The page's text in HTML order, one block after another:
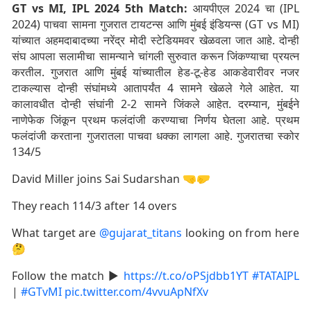
GT vs MI, IPL 2024 5th Match: आयपीएल 2024 चा (IPL
2024) पाचवा सामना गुजरात टायटन्स आणि मुंबई इंडियन्स (GT vs MI)
यांच्यात अहमदाबादच्या नरेंद्र मोदी स्टेडियमवर खेळवला जात आहे. दोन्ही
संघ आपला सलामीचा सामन्याने चांगली सुरुवात करून जिंकण्याचा प्रयत्न
करतील. गुजरात आणि मुंबई यांच्यातील हेड-टू-हेड आकडेवारीवर नजर
टाकल्यास दोन्ही संघांमध्ये आतापर्यंत 4 सामने खेळले गेले आहेत. या
कालावधीत दोन्ही संघांनी 2-2 सामने जिंकले आहेत. दरम्यान, मुंबईने
नाणेफेक जिंकून प्रथम फलंदांजी करण्याचा निर्णय घेतला आहे. प्रथम
फलंदांजी करताना गुजरातला पाचवा धक्का लागला आहे. गुजरातचा स्कोर
134/5
David Miller joins Sai Sudarshan 🤜🤛
They reach 114/3 after 14 overs
What target are @gujarat_titans looking on from here
🤔
Follow the match ▶️ https://t.co/oPSjdbb1YT #TATAIPL
| #GTvMI pic.twitter.com/4vvuApNfXv